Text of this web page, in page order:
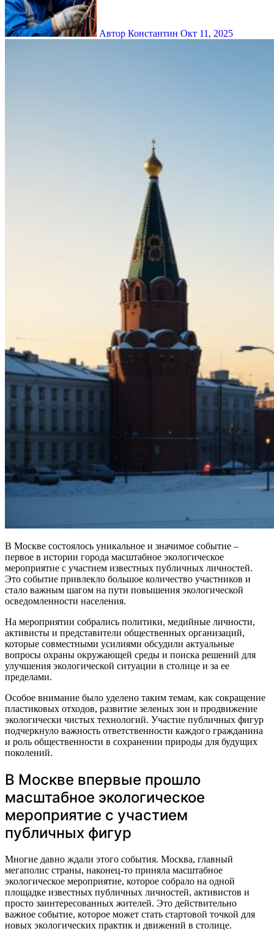
Автор Константин Окт 11, 2025
В Москве состоялось уникальное и значимое событие –
первое в истории города масштабное экологическое
мероприятие с участием известных публичных личностей.
Это событие привлекло большое количество участников и
стало важным шагом на пути повышения экологической
осведомленности населения.
На мероприятии собрались политики, медийные личности,
активисты и представители общественных организаций,
которые совместными усилиями обсудили актуальные
вопросы охраны окружающей среды и поиска решений для
улучшения экологической ситуации в столице и за ее
пределами.
Особое внимание было уделено таким темам, как сокращение
пластиковых отходов, развитие зеленых зон и продвижение
экологически чистых технологий. Участие публичных фигур
подчеркнуло важность ответственности каждого гражданина
и роль общественности в сохранении природы для будущих
поколений.
В Москве впервые прошло
масштабное экологическое
мероприятие с участием
публичных фигур
Многие давно ждали этого события. Москва, главный
мегаполис страны, наконец-то приняла масштабное
экологическое мероприятие, которое собрало на одной
площадке известных публичных личностей, активистов и
просто заинтересованных жителей. Это действительно
важное событие, которое может стать стартовой точкой для
новых экологических практик и движений в столице.